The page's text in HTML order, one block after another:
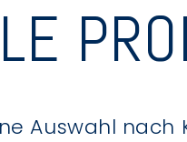
Auswahl